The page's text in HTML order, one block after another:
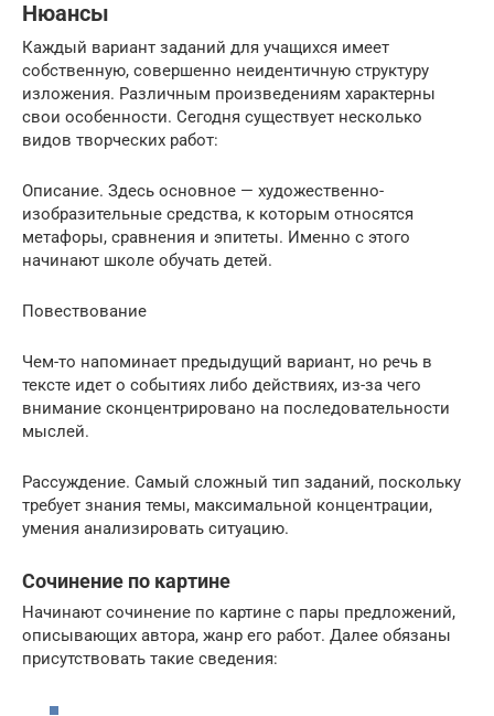
Нюансы
Каждый вариант заданий для учащихся имеет
собственную, совершенно неидентичную структуру
изложения. Различным произведениям характерны
свои особенности. Сегодня существует несколько
видов творческих работ:
Описание. Здесь основное — художественно-
изобразительные средства, к которым относятся
метафоры, сравнения и эпитеты. Именно с этого
начинают школе обучать детей.
Повествование
Чем-то напоминает предыдущий вариант, но речь в
тексте идет о событиях либо действиях, из-за чего
внимание сконцентрировано на последовательности
мыслей.
Рассуждение. Самый сложный тип заданий, поскольку
требует знания темы, максимальной концентрации,
умения анализировать ситуацию.
Сочинение по картине
Начинают сочинение по картине с пары предложений,
описывающих автора, жанр его работ. Далее обязаны
присутствовать такие сведения: